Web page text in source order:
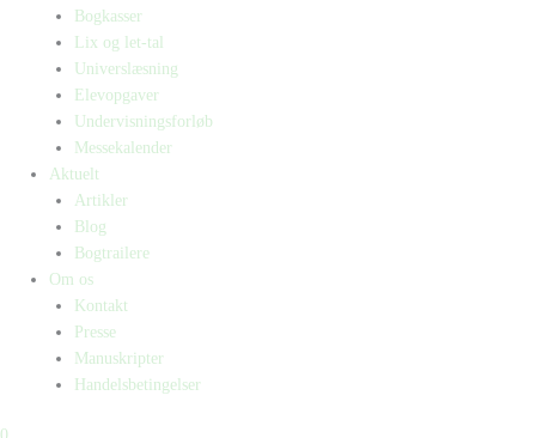
Bogkasser
Lix og let-tal
Universlæsning
Elevopgaver
Undervisningsforløb
Messekalender
Aktuelt
Artikler
Blog
Bogtrailere
Om os
Kontakt
Presse
Manuskripter
Handelsbetingelser